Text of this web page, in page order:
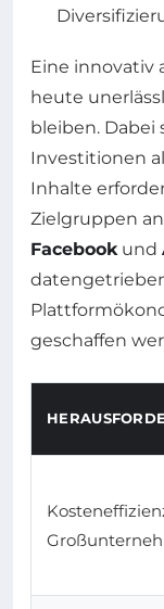
Eine innovativ
heute
bleiben. Dabei
Investitionen
Inhalte
Zielgruppen
Facebook und
geschaffen